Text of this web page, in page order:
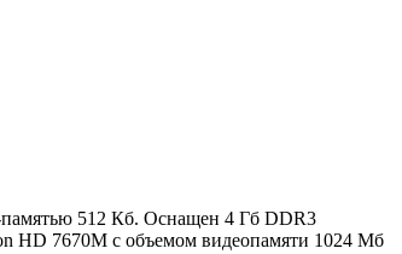
памятью 512 Кб. Оснащен 4 Гб DDR3
HD 7670M с объемом видеопамяти 1024 Мб